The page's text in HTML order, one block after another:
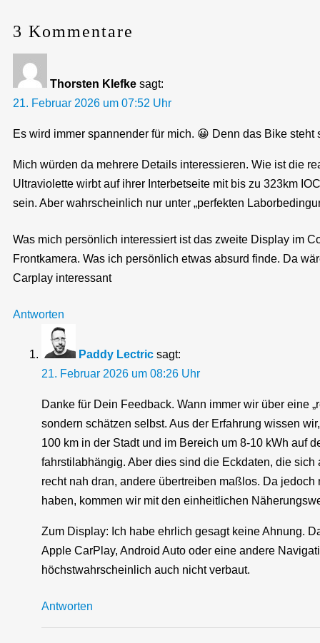
3 Kommentare
Thorsten Klefke sagt:
21. Februar 2026 um 07:52 Uhr
Es wird immer spannender für mich. 😀 Denn das Bike
Mich würden da mehrere Details interessieren. Wie ist die
Ultraviolette wirbt auf ihrer Interbetseite mit bis zu 323km
sein. Aber wahrscheinlich nur unter „perfekten
Was mich persönlich interessiert ist das zweite Display im
Frontkamera. Was ich persönlich etwas absurd finde. Da
Carplay interessant
Antworten
Paddy Lectric sagt:
21. Februar 2026 um 08:26 Uhr
Danke für Dein Feedback. Wann immer wir über eine
sondern schätzen selbst. Aus der Erfahrung wissen
100 km in der Stadt und im Bereich um 8-10 kWh auf
fahrstilabhängig. Aber dies sind die Eckdaten, die
recht nah dran, andere übertreiben maßlos. Da
haben, kommen wir mit den einheitlichen
Zum Display: Ich habe ehrlich gesagt keine Ahnung.
Apple CarPlay, Android Auto oder eine andere
höchstwahrscheinlich auch nicht verbaut.
Antworten